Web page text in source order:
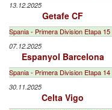
13.12.2025
Getafe CF
Spania - Primera Division Etapa 15
07.12.2025
Espanyol Barcelona
Spania - Primera Division Etapa 14
30.11.2025
Celta Vigo